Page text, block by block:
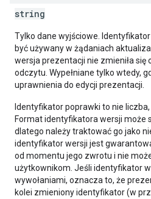
string
Tylko dane wyjściowe.
być używany w żądaniach
wersja prezentacji nie zmieniła się
odczytu. Wypełniane tylko wtedy,
uprawnienia do edycji prezentacji.
Identyfikator poprawki to nie
Format identyfikatora wersji może
dlatego należy traktować go jako
identyfikator wersji jest
od momentu jego zwrotu i nie
użytkownikom. Jeśli identyfikator
wywołaniami, oznacza to, że
kolei zmieniony identyfikator (w